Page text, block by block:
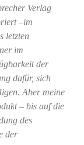
Verlag
–im
letzten
im
der
dafür, sich
Aber meine
– bis auf die
des
der